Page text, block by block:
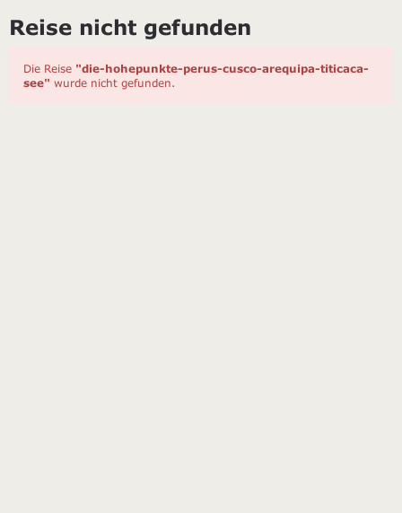
Reise nicht gefunden
Die Reise "die-hohepunkte-perus-cusco-arequipa-titicaca-
see" wurde nicht gefunden.